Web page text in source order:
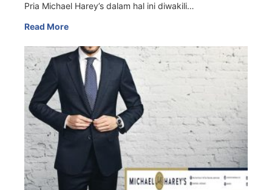
Pria Michael Harey’s dalam hal ini diwakili…
Read More